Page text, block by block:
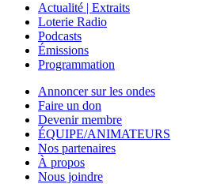
Actualité | Extraits
Loterie Radio
Podcasts
Émissions
Programmation
Annoncer sur les ondes
Faire un don
Devenir membre
ÉQUIPE/ANIMATEURS
Nos partenaires
À propos
Nous joindre